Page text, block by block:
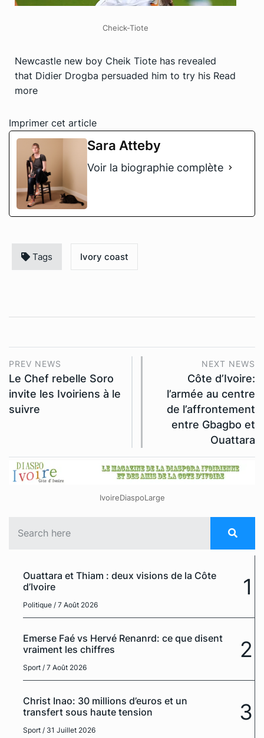
Cheick-Tiote
Newcastle new boy Cheik Tiote has revealed
that Didier Drogba persuaded him to try his Read
more
Imprimer cet article
Sara Atteby
Voir la biographie complète
Tags Ivory coast
PREV NEWS
Le Chef rebelle Soro
invite les Ivoiriens à le
suivre
NEXT NEWS
Côte d’Ivoire:
l’armée au centre
de l’affrontement
entre Gbagbo et
Ouattara
IvoireDiaspoLarge
Ouattara et Thiam : deux visions de la Côte
d’Ivoire
Politique / 7 Août 2026
1
Emerse Faé vs Hervé Renanrd: ce que disent
vraiment les chiffres
Sport / 7 Août 2026
2
Christ Inao: 30 millions d’euros et un
transfert sous haute tension
Sport / 31 Juillet 2026
3